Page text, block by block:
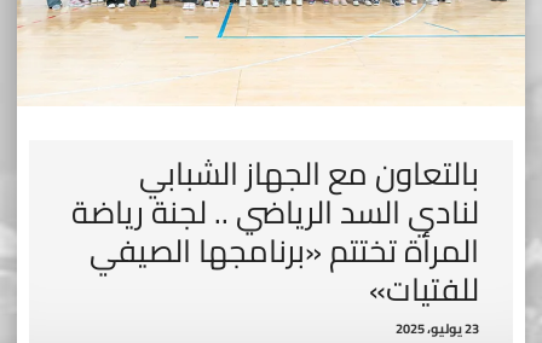
بالتعاون مع الجهاز الشبابي
لنادي السد الرياضي .. لجنة رياضة
المرأة تختتم «برنامجها الصيفي
للفتيات»
23 يوليو، 2025